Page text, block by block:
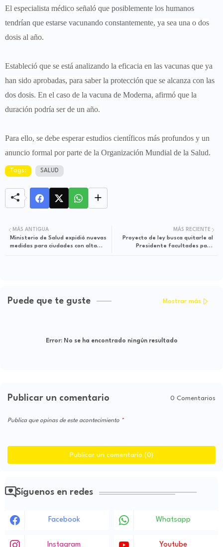
El especialista médico señaló que posiblemente los humanos
tendrían que estarse vacunando constantemente, ya sea una o dos
dosis al año.
Estableció que se está analizando la eficacia en las vacunas que ya
han sido aprobadas, para saber la protección que se alcanza con las
dos dosis. En el caso de la vacuna de Moderna, afirmó que la
duración podría ser de un año.
Para ello, se debe esperar estudios científicos más profundos y un
anuncio formal por parte de la Organización Mundial de la Salud.
Tags: SALUD
MÁS RECIENTE
Proyecto de ley busca quitarle al
Presidente facultades para
MÁS ANTIGUA
Ministerio de Salud expidió nuevas
medidas para ciudades con alta
Puede que te guste Mostrar más
Error:No se ha encontrado ningún resultado
Publicar un comentario 0 Comentarios
Publica que opinas de este acontecimiento
Publicar un comentario (0)
Síguenos en redes
Facebook Whatsapp
Instagram Youtube